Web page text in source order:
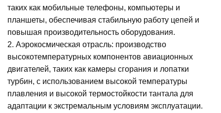
таких как мобильные телефоны, компьютеры и
планшеты, обеспечивая стабильную работу цепей и
повышая производительность оборудования.
2. Аэрокосмическая отрасль: производство
высокотемпературных компонентов авиационных
двигателей, таких как камеры сгорания и лопатки
турбин, с использованием высокой температуры
плавления и высокой термостойкости тантала для
адаптации к экстремальным условиям эксплуатации.